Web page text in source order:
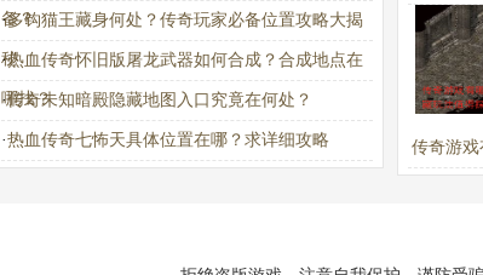
备？
·多钩猫王藏身何处？传奇玩家必备位置攻略大揭
秘
·热血传奇怀旧版屠龙武器如何合成？合成地点在
哪找？
·传奇未知暗殿隐藏地图入口究竟在何处？
·热血传奇七怖天具体位置在哪？求详细攻略 传奇游